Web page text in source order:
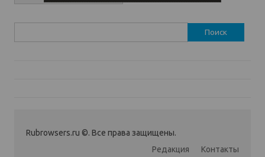
Rubrowsers.ru ©. Все права защищены.
Редакция
Контакты